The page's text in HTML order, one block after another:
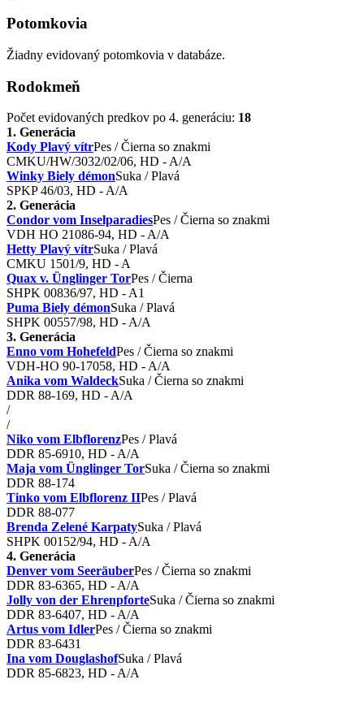
Potomkovia
Žiadny evidovaný potomkovia v databáze.
Rodokmeň
Počet evidovaných predkov po 4. generáciu: 18
1. Generácia
Kody Plavý vítrPes / Čierna so znakmi
CMKU/HW/3032/02/06, HD - A/A
Winky Biely démonSuka / Plavá
SPKP 46/03, HD - A/A
2. Generácia
Condor vom InselparadiesPes / Čierna so znakmi
VDH HO 21086-94, HD - A/A
Hetty Plavý vítrSuka / Plavá
CMKU 1501/9, HD - A
Quax v. Ünglinger TorPes / Čierna
SHPK 00836/97, HD - A1
Puma Biely démonSuka / Plavá
SHPK 00557/98, HD - A/A
3. Generácia
Enno vom HohefeldPes / Čierna so znakmi
VDH-HO 90-17058, HD - A/A
Anika vom WaldeckSuka / Čierna so znakmi
DDR 88-169, HD - A/A
/
/
Niko vom ElbflorenzPes / Plavá
DDR 85-6910, HD - A/A
Maja vom Ünglinger TorSuka / Čierna so znakmi
DDR 88-174
Tinko vom Elbflorenz IIPes / Plavá
DDR 88-077
Brenda Zelené KarpatySuka / Plavá
SHPK 00152/94, HD - A/A
4. Generácia
Denver vom SeeräuberPes / Čierna so znakmi
DDR 83-6365, HD - A/A
Jolly von der EhrenpforteSuka / Čierna so znakmi
DDR 83-6407, HD - A/A
Artus vom IdlerPes / Čierna so znakmi
DDR 83-6431
Ina vom DouglashofSuka / Plavá
DDR 85-6823, HD - A/A